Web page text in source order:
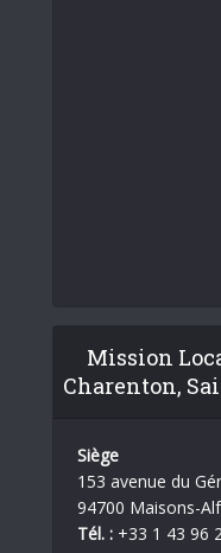
Mission
Charenton,
Siège
153 avenue du
94700 Maisons-
Tél. : +33 1 43 96